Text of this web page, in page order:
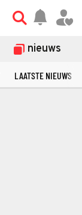
nieuws
LAATSTE NIEUWS